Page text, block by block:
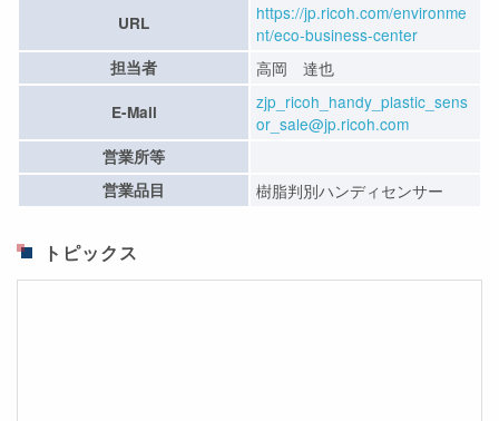
URL
https://jp.ricoh.com/environme
nt/eco-business-center
担当者 高岡 達也
E-Mail
zjp_ricoh_handy_plastic_sens
or_sale@jp.ricoh.com
営業所等
営業品目
樹脂判別ハンディセンサー
トピックス